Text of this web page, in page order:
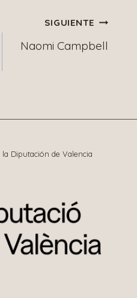
SIGUIENTE
Naomi Campbell
Diputación de Valencia